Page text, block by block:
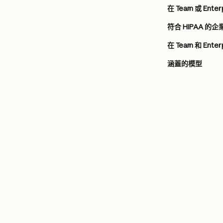
在 Team 或
符合 HIPAA 的企
在 Team 和
涵蓋的模型